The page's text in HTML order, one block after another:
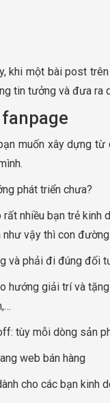
khi một bài post
tin tưởng và đưa ra
muốn xây dựng
phát triển chưa?
nhiều bạn trẻ kinh
như vậy thì con
và phải đi đúng đối
hướng giải trí và
tùy mỗi dòng sản
web bán hàng
cho các bạn kinh